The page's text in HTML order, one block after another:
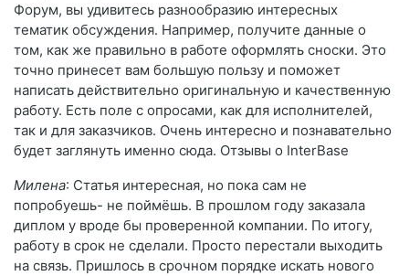
Форум, вы удивитесь разнообразию интересных
тематик обсуждения. Например, получите данные о
том, как же правильно в работе оформлять сноски. Это
точно принесет вам большую пользу и поможет
написать действительно оригинальную и качественную
работу. Есть поле с опросами, как для исполнителей,
так и для заказчиков. Очень интересно и познавательно
будет заглянуть именно сюда. Отзывы о InterBase
Милена: Статья интересная, но пока сам не
попробуешь- не поймёшь. В прошлом году заказала
диплом у вроде бы проверенной компании. По итогу,
работу в срок не сделали. Просто перестали выходить
на связь. Пришлось в срочном порядке искать нового